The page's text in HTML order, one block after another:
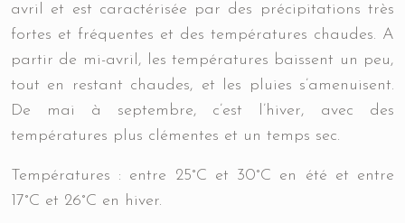
avril et est caractérisée par des précipitations très
fortes et fréquentes et des températures chaudes. A
partir de mi-avril, les températures baissent un peu,
tout en restant chaudes, et les pluies s’amenuisent.
De mai à septembre, c’est l’hiver, avec des
températures plus clémentes et un temps sec.
Températures : entre 25°C et 30°C en été et entre
17°C et 26°C en hiver.